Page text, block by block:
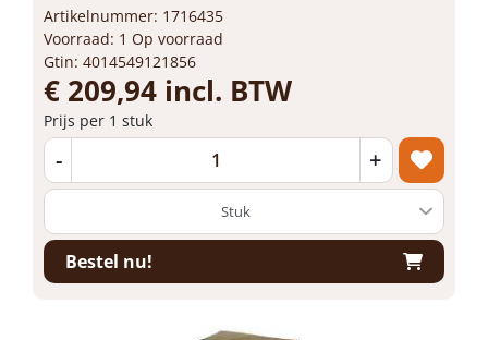
Artikelnummer: 1716435
Voorraad: 1 Op voorraad
Gtin: 4014549121856
€ 209,94 incl. BTW
Prijs per 1 stuk
- +
Bestel nu!